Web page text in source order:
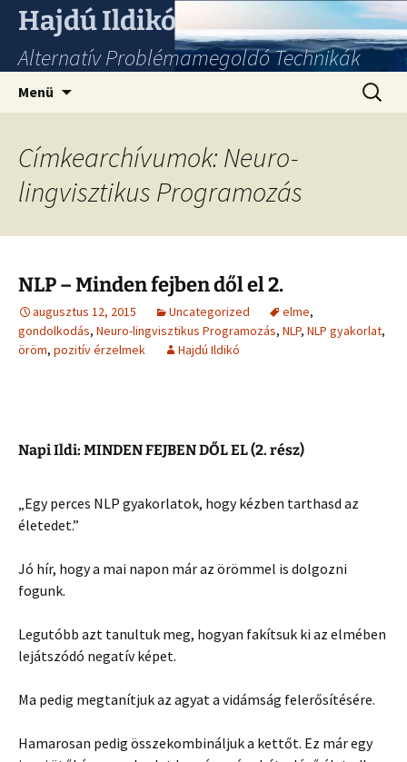
Hajdú Ildikó
Alternatív Problémamegoldó Technikák
Menü
Címkearchívumok: Neuro-
lingvisztikus Programozás
NLP – Minden fejben dől el 2.
augusztus 12, 2015 Uncategorized elme,
gondolkodás, Neuro-lingvisztikus Programozás, NLP, NLP gyakorlat,
öröm, pozitív érzelmek Hajdú Ildikó
Napi Ildi: MINDEN FEJBEN DŐL EL (2. rész)
„Egy perces NLP gyakorlatok, hogy kézben tarthasd az
életedet.”
Jó hír, hogy a mai napon már az örömmel is dolgozni
fogunk.
Legutóbb azt tanultuk meg, hogyan fakítsuk ki az elmében
lejátszódó negatív képet.
Ma pedig megtanítjuk az agyat a vidámság felerősítésére.
Hamarosan pedig összekombináljuk a kettőt. Ez már egy